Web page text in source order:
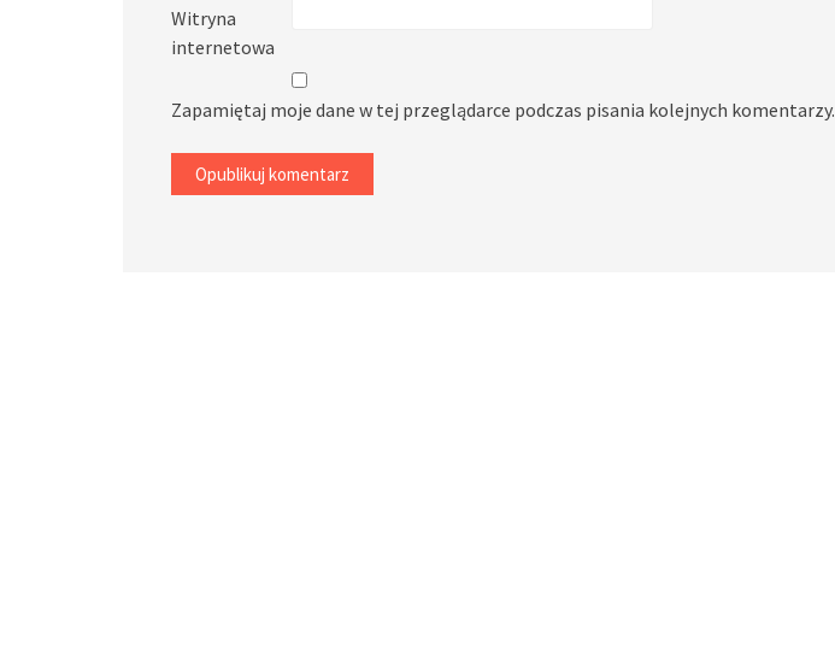
Witryna
internetowa
Zapamiętaj moje dane w tej przeglądarce podczas pisania kolejnych komentarzy.